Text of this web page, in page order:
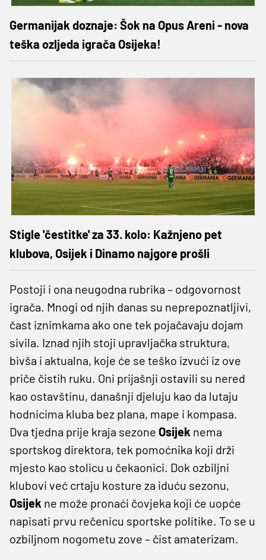
Germanijak doznaje: Šok na Opus Areni - nova
teška ozljeda igrača Osijeka!
Stigle 'čestitke' za 33. kolo: Kažnjeno pet
klubova, Osijek i Dinamo najgore prošli
Postoji i ona neugodna rubrika – odgovornost
igrača. Mnogi od njih danas su neprepoznatljivi,
čast iznimkama ako one tek pojačavaju dojam
sivila. Iznad njih stoji upravljačka struktura,
bivša i aktualna, koje će se teško izvući iz ove
priče čistih ruku. Oni prijašnji ostavili su nered
kao ostavštinu, današnji djeluju kao da lutaju
hodnicima kluba bez plana, mape i kompasa.
Dva tjedna prije kraja sezone Osijek nema
sportskog direktora, tek pomoćnika koji drži
mjesto kao stolicu u čekaonici. Dok ozbiljni
klubovi već crtaju kosture za iduću sezonu,
Osijek ne može pronaći čovjeka koji će uopće
napisati prvu rečenicu sportske politike. To se u
ozbiljnom nogometu zove – čist amaterizam.